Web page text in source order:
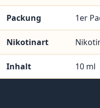
Packung 1er
Nikotinart
Inhalt 10 ml